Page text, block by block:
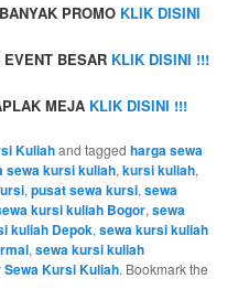
PROMOKLIK DISINI
BESARKLIK DISINI !!!
MEJAKLIK DISINI !!!
Kuliahand taggedharga sewa
sewa kursi kuliah,kursi kuliah,
,pusat sewa kursi,sewa
kursi kuliah Bogor,sewa
kuliah Depok,sewa kursi kuliah
,sewa kursi kuliah
Sewa Kursi Kuliah. Bookmark the